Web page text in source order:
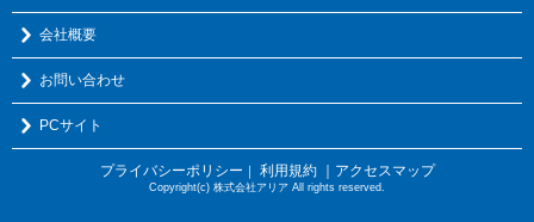
会社概要
お問い合わせ
PCサイト
プライバシーポリシー 利用規約 ｜アクセスマップ
Copyright(c) 株式会社アリア All rights reserved.